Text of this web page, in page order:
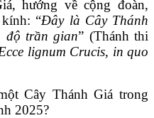
hướng về cộng đoàn,
“Đây là Cây Thánh
độ trần gian” (Thánh thi
lignum Crucis, in quo
Cây Thánh Giá trong
2025?